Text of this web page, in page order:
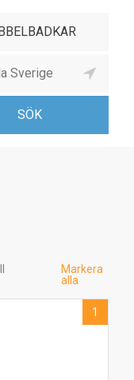
Markera
alla
1